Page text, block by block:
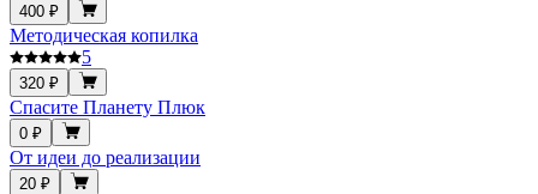
400 ₽
Методическая копилка
5
320 ₽
Спасите Планету Плюк
0 ₽
От идеи до реализации
20 ₽